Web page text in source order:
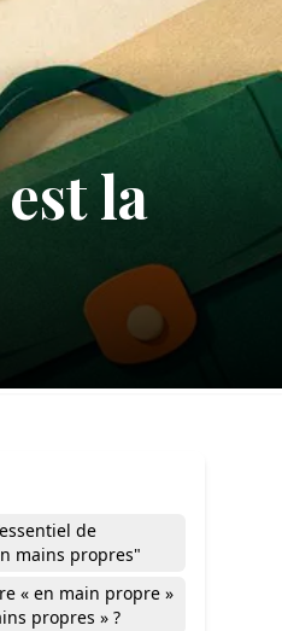
la
de
mains propres"
« en main propre »
propres » ?